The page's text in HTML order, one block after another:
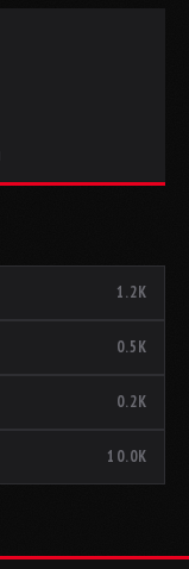
1.2K
0.5K
0.2K
10.0K